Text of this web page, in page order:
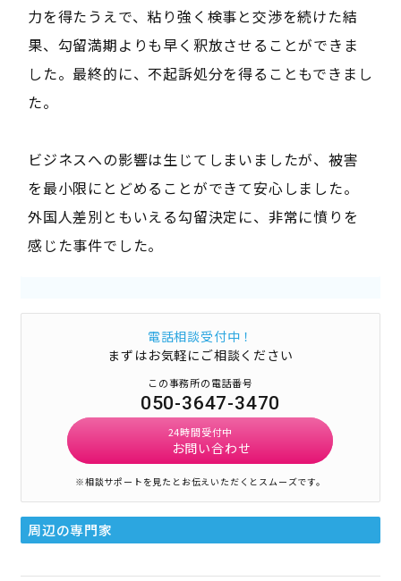
力を得たうえで、粘り強く検事と交渉を続けた結
果、勾留満期よりも早く釈放させることができま
した。最終的に、不起訴処分を得ることもできまし
た。
ビジネスへの影響は生じてしまいましたが、被害
を最小限にとどめることができて安心しました。
外国人差別ともいえる勾留決定に、非常に憤りを
感じた事件でした。
電話相談受付中！
まずはお気軽にご相談ください
この事務所の電話番号
050-3647-3470
24時間受付中
お問い合わせ
※相談サポートを見たとお伝えいただくとスムーズです。
周辺の専門家